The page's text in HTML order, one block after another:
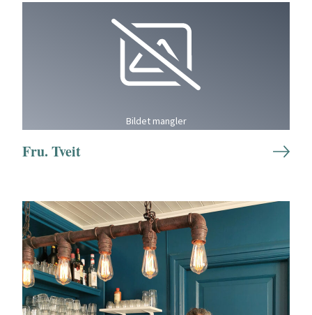
Bildet mangler
Fru. Tveit